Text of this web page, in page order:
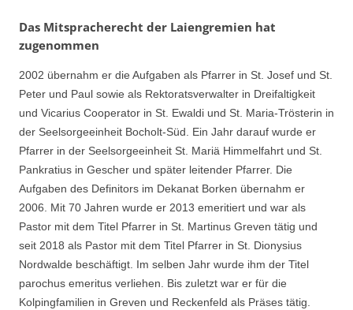
Das Mitspracherecht der Laiengremien hat
zugenommen
2002 übernahm er die Aufgaben als Pfarrer in St. Josef und St.
Peter und Paul sowie als Rektoratsverwalter in Dreifaltigkeit
und Vicarius Cooperator in St. Ewaldi und St. Maria-Trösterin in
der Seelsorgeeinheit Bocholt-Süd. Ein Jahr darauf wurde er
Pfarrer in der Seelsorgeeinheit St. Mariä Himmelfahrt und St.
Pankratius in Gescher und später leitender Pfarrer. Die
Aufgaben des Definitors im Dekanat Borken übernahm er
2006. Mit 70 Jahren wurde er 2013 emeritiert und war als
Pastor mit dem Titel Pfarrer in St. Martinus Greven tätig und
seit 2018 als Pastor mit dem Titel Pfarrer in St. Dionysius
Nordwalde beschäftigt. Im selben Jahr wurde ihm der Titel
parochus emeritus verliehen. Bis zuletzt war er für die
Kolpingfamilien in Greven und Reckenfeld als Präses tätig.